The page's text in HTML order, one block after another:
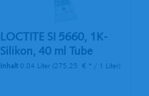
LOCTITE SI 5660, 1K-
Silikon, 40 ml Tube
Inhalt0.04 Liter (275,25 € * / 1 Liter)